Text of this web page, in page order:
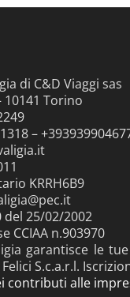
di C&D Viaggi sas
10141 Torino
–
KRRH6B9
del 25/02/2002
CCIAA n.903970
garantisce le
S.c.a.r.l.
contributi alle